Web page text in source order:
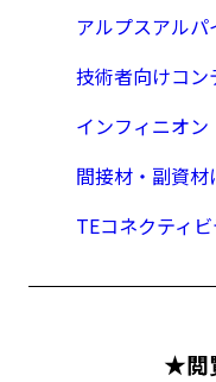
アルプスアル
技術者向けコン
インフィニオ
間接材・副資
TEコネクティ
★閲